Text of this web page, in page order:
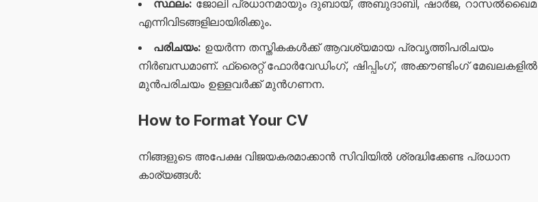
സ്ഥലം: ജോലി പ്രധാനമായും ദുബായ്, അബുദാബി, ഷാർജ, റാസൽഖൈമ
എന്നിവിടങ്ങളിലായിരിക്കും.
പരിചയം: ഉയർന്ന തസ്തികകൾക്ക് ആവശ്യമായ പ്രവൃത്തിപരിചയം
നിർബന്ധമാണ്. ഫ്രൈറ്റ് ഫോർവേഡിംഗ്, ഷിപ്പിംഗ്, അക്കൗണ്ടിംഗ് മേഖലകളിൽ
മുൻപരിചയം ഉള്ളവർക്ക് മുൻഗണന.
How to Format Your CV
നിങ്ങളുടെ അപേക്ഷ വിജയകരമാക്കാൻ സിവിയിൽ ശ്രദ്ധിക്കേണ്ട പ്രധാന
കാര്യങ്ങൾ: